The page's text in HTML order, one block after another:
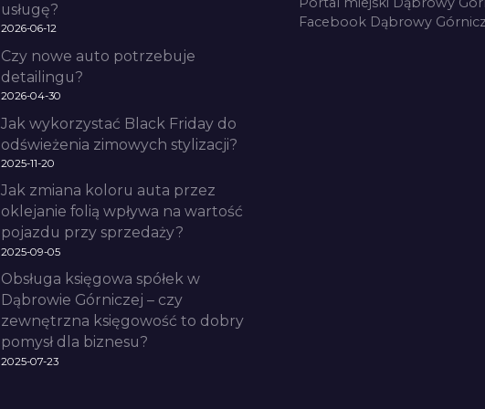
usługę?
2026-06-12
Czy nowe auto potrzebuje
detailingu?
2026-04-30
Jak wykorzystać Black Friday do
odświeżenia zimowych stylizacji?
2025-11-20
Jak zmiana koloru auta przez
oklejanie folią wpływa na wartość
pojazdu przy sprzedaży?
2025-09-05
Obsługa księgowa spółek w
Dąbrowie Górniczej – czy
zewnętrzna księgowość to dobry
pomysł dla biznesu?
2025-07-23
Facebook Dąbrowy